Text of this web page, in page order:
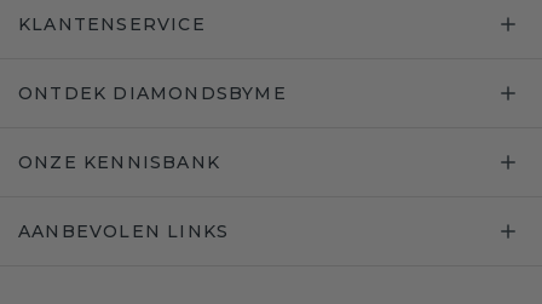
KLANTENSERVICE
ONTDEK DIAMONDSBYME
ONZE KENNISBANK
AANBEVOLEN LINKS